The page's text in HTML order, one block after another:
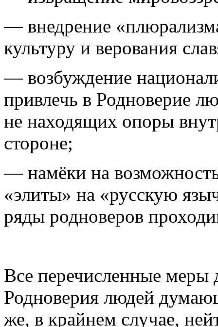
— внедрение
культуру и верования
— возбуждение
привлечь в Родноверие
не находящих опоры
стороне;
— намёки на
«элиты» на «русскую
ряды родноверов
Все перечисленные меры
Родноверия людей
же, в крайнем случае,